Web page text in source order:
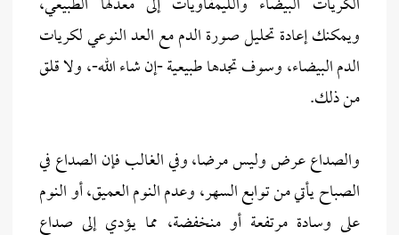
ويمكنك إعادة تحليل صورة الدم مع العد النوعي لكريات
الدم البيضاء، وسوف تجدها طبيعية -إن شاء الله-، ولا قلق
من ذلك.
والصداع عرض وليس مرضا، وفي الغالب فإن الصداع في
الصباح يأتي من توابع السهر، وعدم النوم العميق، أو النوم
على وسادة مرتفعة أو منخفضة، مما يؤدي إلى صداع